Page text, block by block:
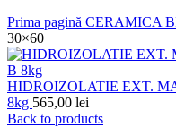
Prima pagină CERAMICA
30×60
HIDROIZOLATIE EXT.
8kg 565,00 lei
Back to products